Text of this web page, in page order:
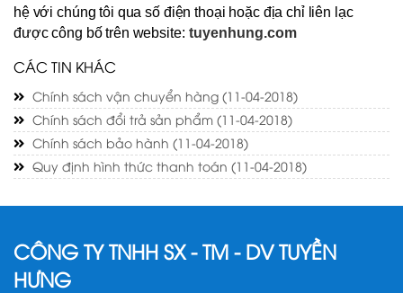
hệ với chúng tôi qua số điện thoại hoặc địa chỉ liên lạc
được công bố trên website: tuyenhung.com
CÁC TIN KHÁC
Chính sách vận chuyển hàng (11-04-2018)
Chính sách đổi trả sản phẩm (11-04-2018)
Chính sách bảo hành (11-04-2018)
Quy định hình thức thanh toán (11-04-2018)
CÔNG TY TNHH SX - TM - DV TUYỀN
HƯNG